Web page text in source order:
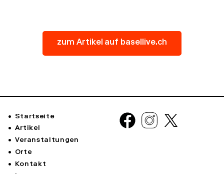
zum Artikel auf basellive.ch
Startseite
Artikel
Veranstaltungen
Orte
Kontakt